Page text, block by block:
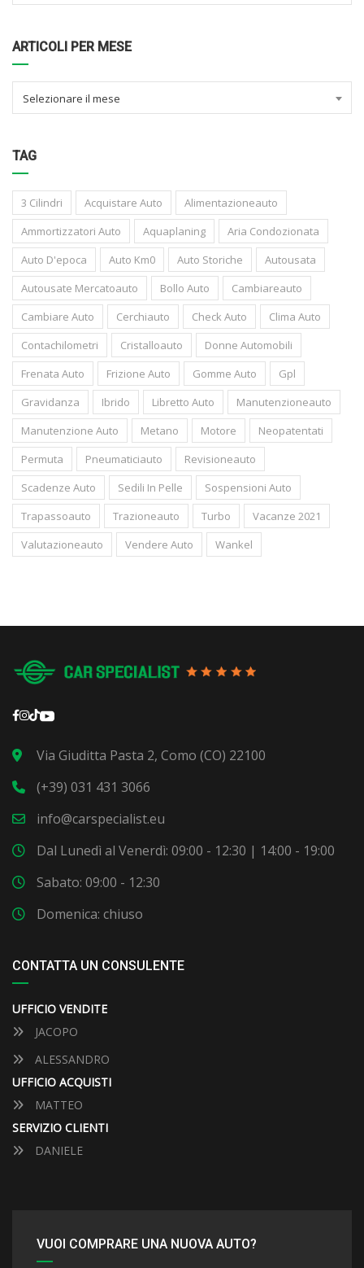
ARTICOLI PER MESE
Selezionare il mese
TAG
3 Cilindri Acquistare Auto
Alimentazioneauto
Ammortizzatori Auto
Aquaplaning
Aria Condozionata
Auto D'epoca
Auto Km0 Auto Storiche
Autousata
Autousate Mercatoauto
Bollo Auto
Cambiareauto
Cambiare Auto
Cerchiauto Check Auto
Clima Auto
Contachilometri
Cristalloauto
Donne Automobili
Frenata Auto
Frizione Auto Gomme Auto
Gpl
Gravidanza
Ibrido Libretto Auto
Manutenzioneauto
Manutenzione Auto
Metano Motore
Neopatentati
Permuta
Pneumaticiauto
Revisioneauto
Scadenze Auto
Sedili In Pelle
Sospensioni Auto
Trapassoauto
Trazioneauto Turbo
Vacanze 2021
Valutazioneauto
Vendere Auto Wankel
Via Giuditta Pasta 2, Como (CO) 22100
(+39) 031 431 3066
info@carspecialist.eu
Dal Lunedì al Venerdì: 09:00 - 12:30 | 14:00 - 19:00
Sabato: 09:00 - 12:30
Domenica: chiuso
CONTATTA UN CONSULENTE
UFFICIO VENDITE
JACOPO
ALESSANDRO
UFFICIO ACQUISTI
MATTEO
SERVIZIO CLIENTI
DANIELE
VUOI COMPRARE UNA NUOVA AUTO?